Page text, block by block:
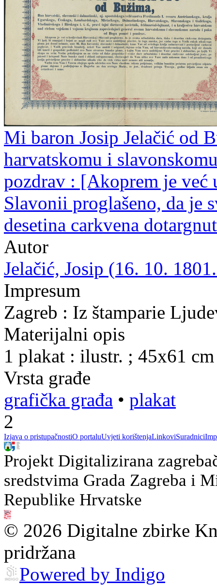
Mi baron Josip Jelačić od
harvatskomu i
pozdrav : [Akoprem je
Slavonii proglašeno, da je
desetina carkvena
Autor
Jelačić, Josip (16. 10.
Impresum
Zagreb : Iz štamparie
Materijalni opis
1 plakat : ilustr. ; 45x61 cm
Vrsta građe
grafička građa • plakat
2
Izjava o pristupačnostiO portaluUvjeti korištenjaLinkoviSuradnici
Projekt Digitalizirana
sredstvima Grada Zagreba i
Republike Hrvatske
© 2026 Digitalne zbirke
pridržana
Powered by Indigo